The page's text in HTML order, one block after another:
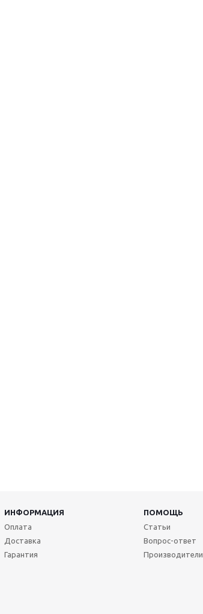
ИНФОРМАЦИЯ
ПОМОЩЬ
Оплата
Доставка
Гарантия
Статьи
Вопрос-ответ
Производители